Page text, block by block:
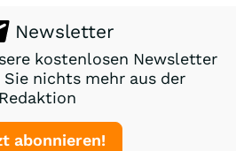
Newsletter
kostenlosen Newsletter
Sie nichts mehr aus der
Redaktion
abonnieren!